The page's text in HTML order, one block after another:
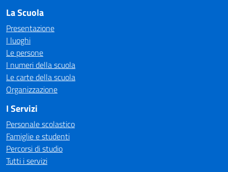
La Scuola
Presentazione
I luoghi
Le persone
I numeri della scuola
Le carte della scuola
Organizzazione
I Servizi
Personale scolastico
Famiglie e studenti
Percorsi di studio
Tutti i servizi